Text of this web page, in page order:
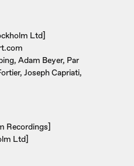
Ltd]
Adam Beyer, Par
Joseph Capriati,
Recordings]
Ltd]